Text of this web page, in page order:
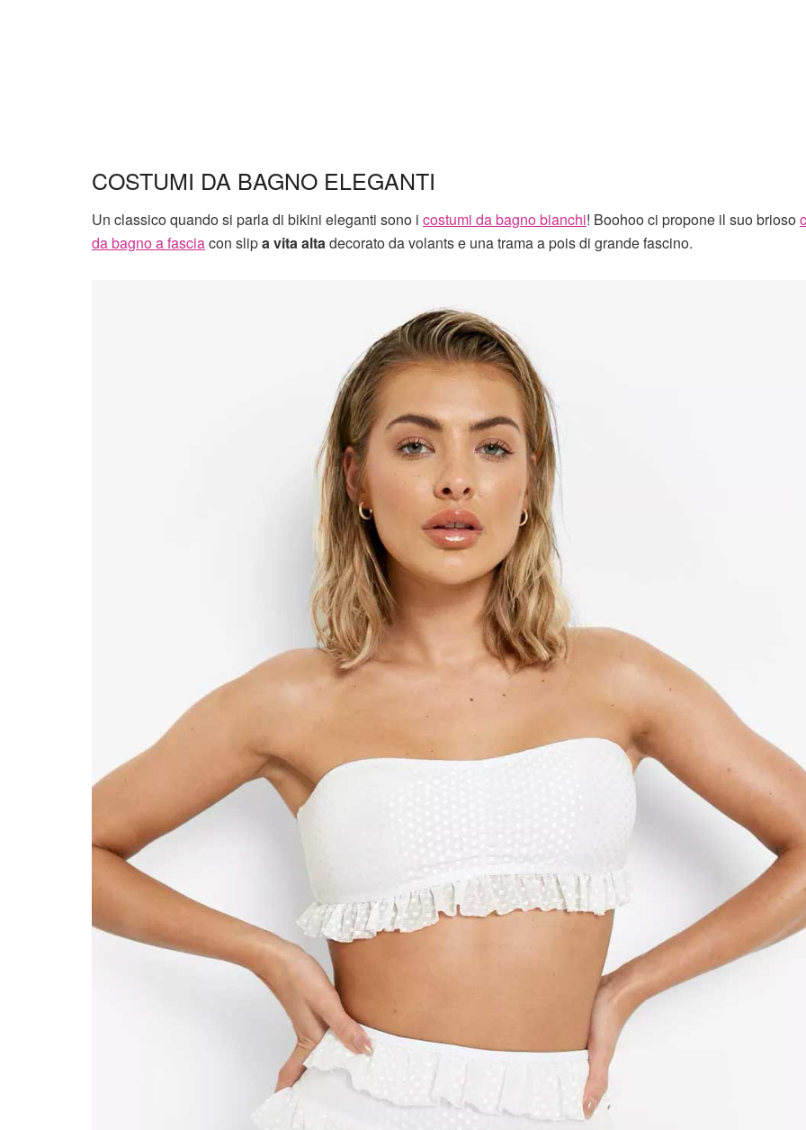
COSTUMI DA BAGNO ELEGANTI
Un classico quando si parla di bikini eleganti sono i costumi da bagno bianchi! Boohoo ci propone il suo brioso
da bagno a fasciacon slipa vita altadecorato da volants e una trama a pois di grande fascino.